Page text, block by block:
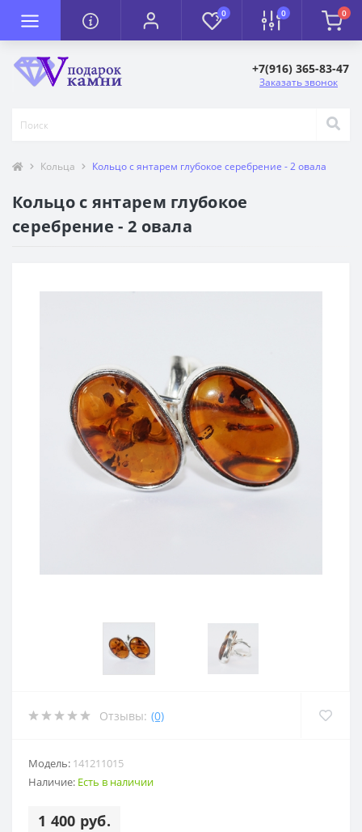
0 0 0
+7(916) 365-83-47
Заказать звонок
Кольца Кольцо с янтарем глубокое серебрение - 2 овала
Кольцо с янтарем глубокое
серебрение - 2 овала
Отзывы: (0)
Модель: 141211015
Наличие: Есть в наличии
1 400 руб.